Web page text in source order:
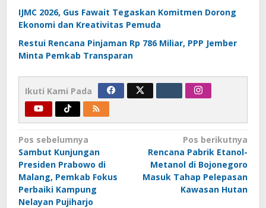
IJMC 2026, Gus Fawait Tegaskan Komitmen Dorong
Ekonomi dan Kreativitas Pemuda
Restui Rencana Pinjaman Rp 786 Miliar, PPP Jember
Minta Pemkab Transparan
Ikuti Kami Pada
Navigasi
pos
Pos sebelumnya
Sambut Kunjungan
Presiden Prabowo di
Malang, Pemkab Fokus
Perbaiki Kampung
Nelayan Pujiharjo
Pos berikutnya
Rencana Pabrik Etanol-
Metanol di Bojonegoro
Masuk Tahap Pelepasan
Kawasan Hutan